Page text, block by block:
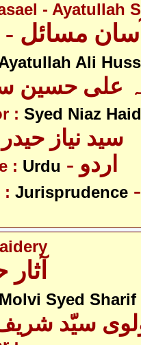
- Ayatullah
مسائل -
Ali
علی حسین
: Syed Niaz
سید نیاز
: Urdu - اردو
: Jurisprudence
Molvi Syed Sharif
سیّد